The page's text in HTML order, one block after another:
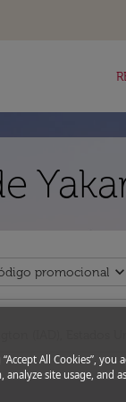
promocional expand_more
“Accept All Cookies”,
analyze site usage, and